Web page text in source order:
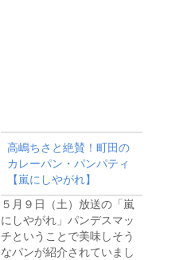
高嶋ちさと絶賛！町田の
カレーパン・パンパティ
【嵐にしやがれ】
５月９日（土）放送の「嵐
にしやがれ」パンデスマッ
チということで美味しそう
なパンが紹介されていまし